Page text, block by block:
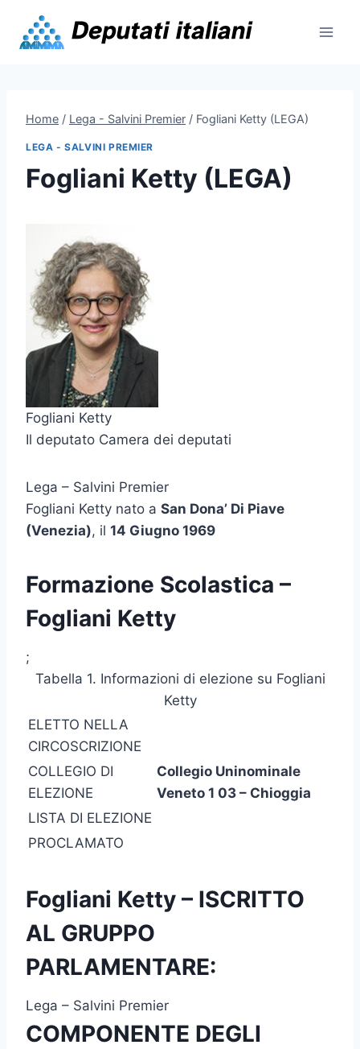
content
Home / Lega - Salvini Premier / Fogliani Ketty (LEGA)
LEGA - SALVINI PREMIER
Fogliani Ketty (LEGA)
Fogliani Ketty
Il deputato Camera dei deputati
Lega – Salvini Premier
Fogliani Ketty nato a San Dona’ Di Piave
(Venezia), il 14 Giugno 1969
Formazione Scolastica –
Fogliani Ketty
;
Tabella 1. Informazioni di elezione su Fogliani
Ketty
ELETTO NELLA
CIRCOSCRIZIONE
COLLEGIO DI
ELEZIONE
Collegio Uninominale
Veneto 1 03 – Chioggia
LISTA DI ELEZIONE
PROCLAMATO
Fogliani Ketty – ISCRITTO
AL GRUPPO
PARLAMENTARE:
Lega – Salvini Premier
COMPONENTE DEGLI